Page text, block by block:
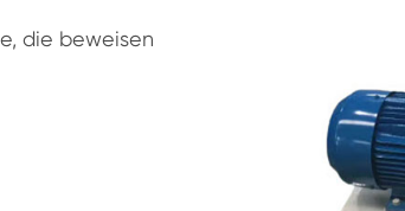
die beweisen